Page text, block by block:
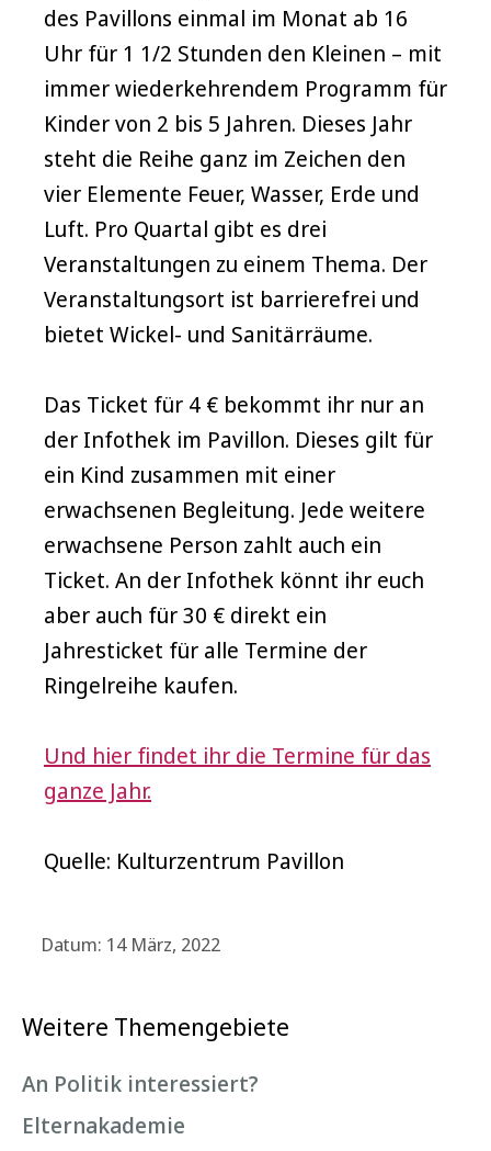
des Pavillons einmal im Monat ab 16
Uhr für 1 1/2 Stunden den Kleinen – mit
immer wiederkehrendem Programm für
Kinder von 2 bis 5 Jahren. Dieses Jahr
steht die Reihe ganz im Zeichen den
vier Elemente Feuer, Wasser, Erde und
Luft. Pro Quartal gibt es drei
Veranstaltungen zu einem Thema. Der
Veranstaltungsort ist barrierefrei und
bietet Wickel- und Sanitärräume.
Das Ticket für 4 € bekommt ihr nur an
der Infothek im Pavillon. Dieses gilt für
ein Kind zusammen mit einer
erwachsenen Begleitung. Jede weitere
erwachsene Person zahlt auch ein
Ticket. An der Infothek könnt ihr euch
aber auch für 30 € direkt ein
Jahresticket für alle Termine der
Ringelreihe kaufen.
Und hier findet ihr die Termine für das
ganze Jahr.
Quelle: Kulturzentrum Pavillon
Datum: 14 März, 2022
Weitere Themengebiete
An Politik interessiert?
Elternakademie